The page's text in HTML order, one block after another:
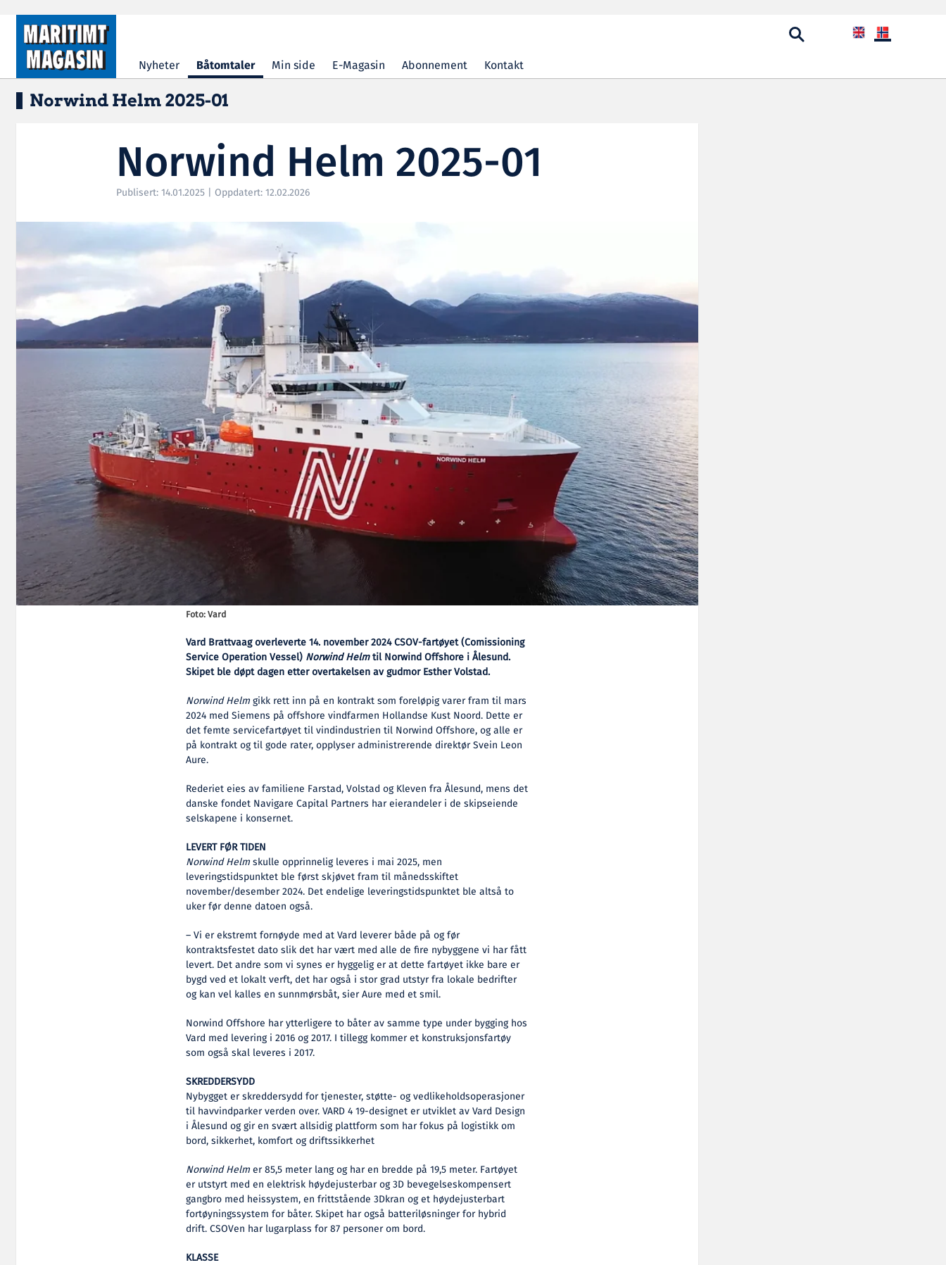
Hopp til hovedinnhold
Nyheter Båtomtaler Min side E-Magasin Abonnement Kontakt
Norwind Helm 2025-01
Norwind Helm 2025-01
Publisert: 14.01.2025 | Oppdatert: 12.02.2026
Foto: Vard
Vard Brattvaag overleverte 14. november 2024 CSOV-fartøyet (Comissioning
Service Operation Vessel) Norwind Helmtil Norwind Offshore i Ålesund.
Skipet ble døpt dagen etter overtakelsen av gudmor Esther Volstad.
Norwind Helmgikk rett inn på en kontrakt som foreløpig varer fram til mars
2024 med Siemens på offshore vindfarmen Hollandse Kust Noord. Dette er
det femte servicefartøyet til vindindustrien til Norwind Offshore, og alle er
på kontrakt og til gode rater, opplyser administrerende direktør Svein Leon
Aure.
Rederiet eies av familiene Farstad, Volstad og Kleven fra Ålesund, mens det
danske fondet Navigare Capital Partners har eierandeler i de skipseiende
selskapene i konsernet.
LEVERT FØR TIDEN
Norwind Helmskulle opprinnelig leveres i mai 2025, men
leveringstidspunktet ble først skjøvet fram til månedsskiftet
november/desember 2024. Det endelige leveringstidspunktet ble altså to
uker før denne datoen også.
– Vi er ekstremt fornøyde med at Vard leverer både på og før
kontraktsfestet dato slik det har vært med alle de fire nybyggene vi har fått
levert. Det andre som vi synes er hyggelig er at dette fartøyet ikke bare er
bygd ved et lokalt verft, det har også i stor grad utstyr fra lokale bedrifter
og kan vel kalles en sunnmørsbåt, sier Aure med et smil.
Norwind Offshore har ytterligere to båter av samme type under bygging hos
Vard med levering i 2016 og 2017. I tillegg kommer et konstruksjonsfartøy
som også skal leveres i 2017.
SKREDDERSYDD
Nybygget er skreddersydd for tjenester, støtte- og vedlikeholdsoperasjoner
til havvindparker verden over. VARD 4 19-designet er utviklet av Vard Design
i Ålesund og gir en svært allsidig plattform som har fokus på logistikk om
bord, sikkerhet, komfort og driftssikkerhet
Norwind Helmer 85,5 meter lang og har en bredde på 19,5 meter. Fartøyet
er utstyrt med en elektrisk høydejusterbar og 3D bevegelseskompensert
gangbro med heissystem, en frittstående 3Dkran og et høydejusterbart
fortøyningssystem for båter. Skipet har også batteriløsninger for hybrid
drift. CSOVen har lugarplass for 87 personer om bord.
KLASSE